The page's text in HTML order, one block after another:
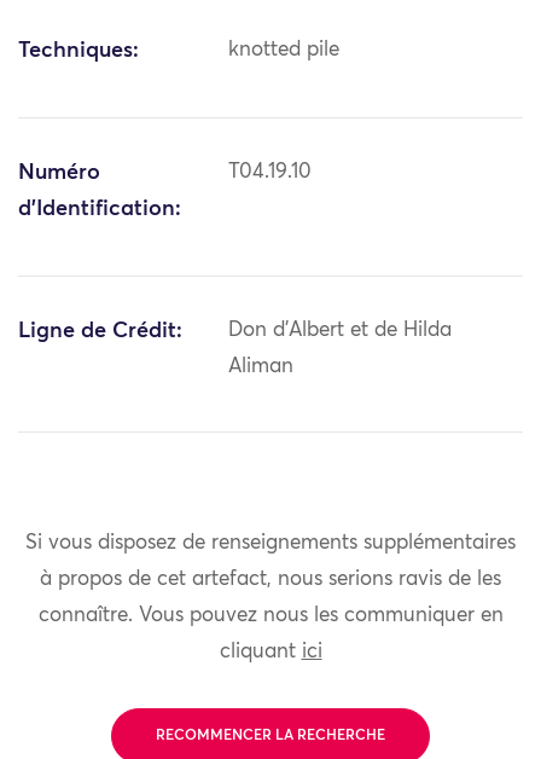
Techniques: knotted pile
Numéro
d'Identification:
T04.19.10
Ligne de Crédit:
Don d'Albert et de Hilda
Aliman
Si vous disposez de renseignements supplémentaires
à propos de cet artefact, nous serions ravis de les
connaître. Vous pouvez nous les communiquer en
cliquant ici
RECOMMENCER LA RECHERCHE